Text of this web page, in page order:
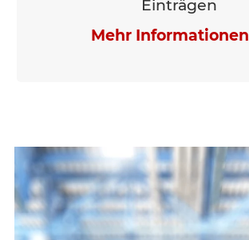
Einträgen
Mehr Informationen